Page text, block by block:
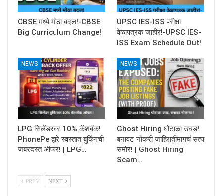
CBSE मध्ये मोठा बदल!-CBSE
Big Curriculum Change!
UPSC IES-ISS परीक्षा
वेळापत्रक जाहीर!-UPSC IES-
ISS Exam Schedule Out!
NEWS
LPG सिलेंडरवर 10% कॅशबॅक!
PhonePe द्वारे स्वस्तात बुकिंगची
जबरदस्त ऑफर! | LPG…
NEWS
Ghost Hiring घोटाळा उघड!
बनावट नोकरी जाहिरातींमागचं सत्य
समोर! | Ghost Hiring
Scam…
PREV NEXT